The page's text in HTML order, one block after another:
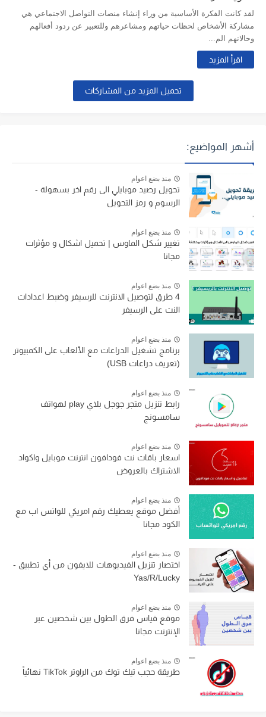
لقد كانت الفكرة الأساسية من وراء إنشاء منصات التواصل الاجتماعي هي
مشاركة الأشخاص لحظات حياتهم ومشاعرهم وللتعبير عن ردود أفعالهم
وحالاتهم الم...
اقرأ المزيد
تحميل المزيد من المشاركات
أشهر المواضيع:
منذ بضع اعوام
تحويل رصيد موبايلي الى رقم اخر بسهولة -
الرسوم و رمز التحويل
منذ بضع اعوام
تغيير شكل الماوس | تحميل اشكال و مؤثرات
مجانا
منذ بضع اعوام
4 طرق لتوصيل الانترنت للرسيفر وضبط اعدادات
النت على الرسيفر
منذ بضع اعوام
برنامج تشغيل الدراعات مع الألعاب على الكمبيوتر
(تعريف دراعات USB)
منذ بضع اعوام
رابط تنزيل متجر جوجل بلاي play لهواتف
سامسونج
منذ بضع اعوام
اسعار باقات نت فودافون انترنت موبايل واكواد
الاشتراك بالعروض
منذ بضع اعوام
أفضل موقع يعطيك رقم امريكي للواتس اب مع
الكود مجانا
منذ بضع اعوام
اختصار تنزيل الفيديوهات للايفون من أي تطبيق -
Yas/R/Lucky
منذ بضع اعوام
موقع قياس فرق الطول بين شخصين عبر
الإنترنت مجانا
منذ بضع اعوام
طريقة حجب تيك توك من الراوتر TikTok نهائياً